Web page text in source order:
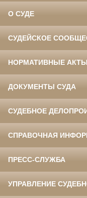
О СУДЕ
СУДЕЙСКОЕ
НОРМАТИВНЫЕ АКТЫ
ДОКУМЕНТЫ СУДА
СУДЕБНОЕ
СПРАВОЧНАЯ
ПРЕСС-СЛУЖБА
УПРАВЛЕНИЕ